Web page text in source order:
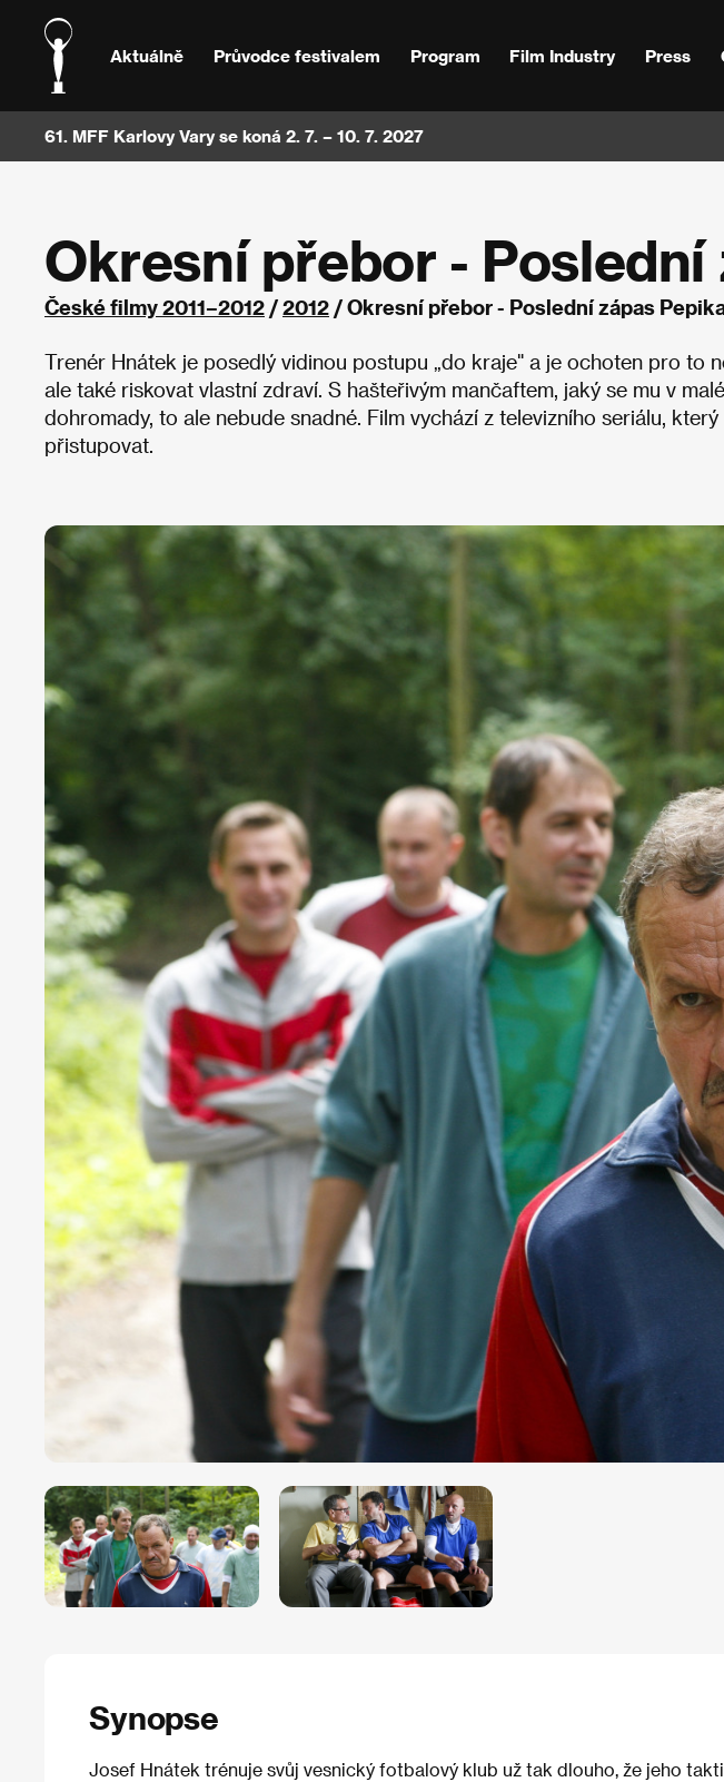
Aktuálně Průvodce festivalem Program Film Industry Press
61. MFF Karlovy Vary se koná 2. 7. – 10. 7. 2027
Okresní přebor - Poslední
České filmy 2011–2012 /2012 / Okresní přebor - Poslední zápas
Trenér Hnátek je posedlý vidinou postupu „do kraje" a je ochoten pro to
ale také riskovat vlastní zdraví. S hašteřivým mančaftem, jaký se mu v
dohromady, to ale nebude snadné. Film vychází z televizního seriálu,
přistupovat.
Synopse
Josef Hnátek trénuje svůj vesnický fotbalový klub už tak dlouho, že jeho